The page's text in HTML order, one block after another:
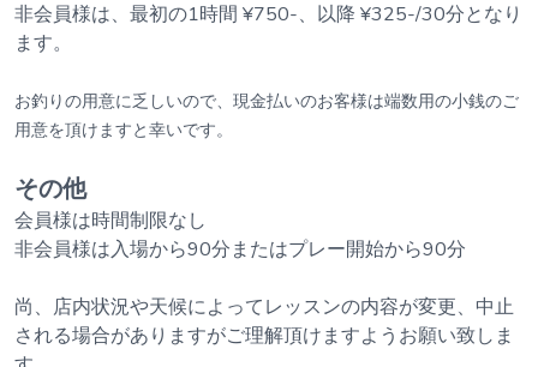
非会員様は、最初の1時間 ¥750-、以降 ¥325-/30分となり
ます。
お釣りの用意に乏しいので、現金払いのお客様は端数用の小銭のご
用意を頂けますと幸いです。
その他
会員様は時間制限なし
非会員様は入場から90分またはプレー開始から90分
尚、店内状況や天候によってレッスンの内容が変更、中止
される場合がありますがご理解頂けますようお願い致しま